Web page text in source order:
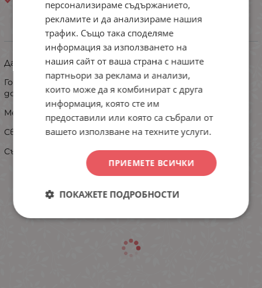
ИНФОРМАЦИЯ
Дамска пижама - къс ръкав и къси панталонки
Горна част с красива и устойчива щампа , късо
долнище.
Мека и приятна на допир материя.
Свободна кройка.
Състав: 100% пениран памук
персонализираме съдържанието,
рекламите и да анализираме нашия
трафик. Също така споделяме
информация за използването на
нашия сайт от ваша страна с нашите
партньори за реклама и анализи,
които може да я комбинират с друга
информация, която сте им
предоставили или която са събрали от
вашето използване на техните услуги.
ПРИЕМЕТЕ ВСИЧКИ
ПОКАЖЕТЕ ПОДРОБНОСТИ